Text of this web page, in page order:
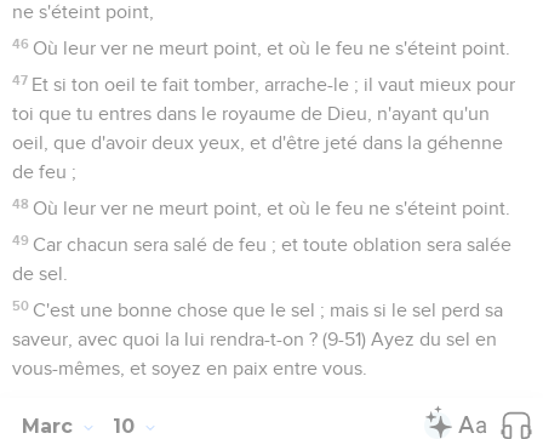
ne s'éteint point,
46 Où leur ver ne meurt point, et où le feu ne s'éteint point.
47 Et si ton oeil te fait tomber, arrache-le ; il vaut mieux pour
toi que tu entres dans le royaume de Dieu, n'ayant qu'un
oeil, que d'avoir deux yeux, et d'être jeté dans la géhenne
de feu ;
48 Où leur ver ne meurt point, et où le feu ne s'éteint point.
49 Car chacun sera salé de feu ; et toute oblation sera salée
de sel.
50 C'est une bonne chose que le sel ; mais si le sel perd sa
saveur, avec quoi la lui rendra-t-on ? (9-51) Ayez du sel en
vous-mêmes, et soyez en paix entre vous.
Marc 10